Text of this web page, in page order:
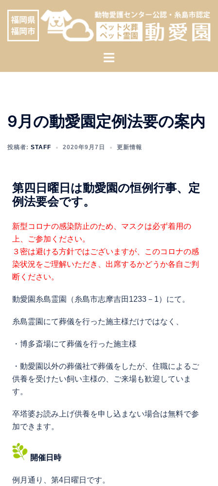
ッ
9月の動愛園定例法要の案内
投稿者: STAFF 2020年9月7日 更新情報
第四日曜日は動愛園の恒例行事、定
例法要会です。
新型コロナの感染防止のため、マスクは必ず着用の
上、ご参加ください。
３密は避ける方針ではございますが、このコロナの感
染状況をご理解いただき、出席するかどうか各自ご判
断ください。
動愛園糸島霊園（糸島市志摩吉田1233－1）にて。
糸島霊園にて葬儀を行った施主様だけではなく、
・博多斎場にて葬儀を行った施主様
・動愛園以外の葬儀社で葬儀をしたが、住職によるご
供養を受けたい飼い主様の、ご来場も歓迎していま
す。
卒塔婆お読み上げ供養を申し込まない場合は無料で参
加できます。
開催日時
例月通り、第4日曜日です。